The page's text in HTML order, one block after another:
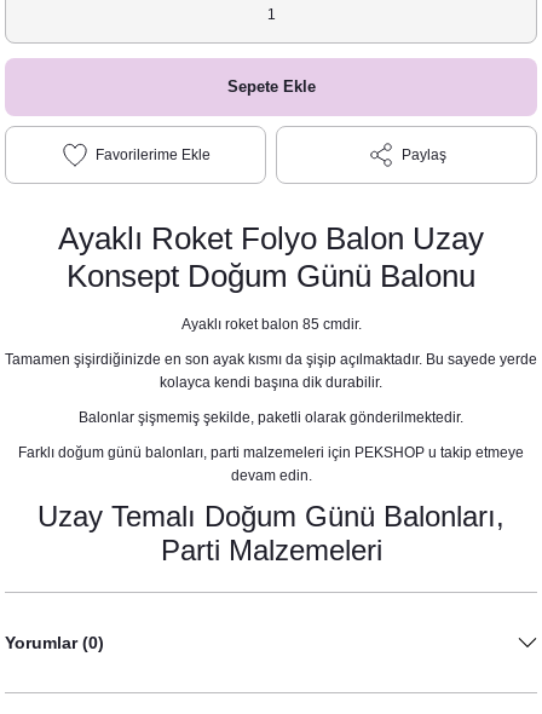
Sepete Ekle
Paylaş
Ayaklı Roket Folyo Balon Uzay
Konsept Doğum Günü Balonu
Ayaklı roket balon 85 cmdir.
Tamamen şişirdiğinizde en son ayak kısmı da şişip açılmaktadır. Bu sayede yerde
kolayca kendi başına dik durabilir.
Balonlar şişmemiş şekilde, paketli olarak gönderilmektedir.
Farklı doğum günü balonları, parti malzemeleri için PEKSHOP u takip etmeye
devam edin.
Uzay Temalı Doğum Günü Balonları,
Parti Malzemeleri
Yorumlar (0)